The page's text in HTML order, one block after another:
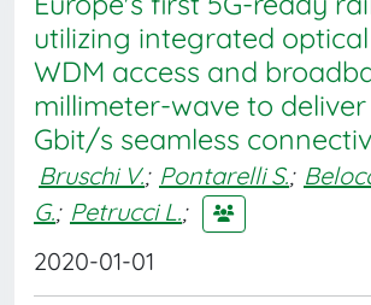
utilizing integrated
WDM access and
millimeter-wave to
Gbit/s seamless
Bruschi V.; Pontarelli S.;
G.; Petrucci L.;
2020-01-01